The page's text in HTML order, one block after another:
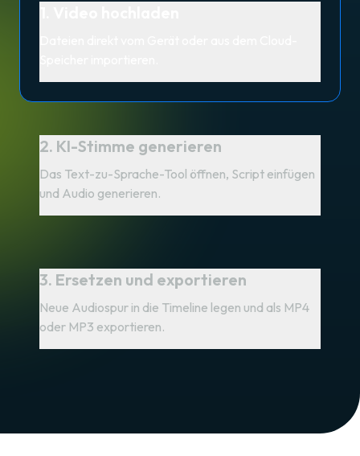
2. KI-Stimme generieren
Das Text-zu-Sprache-Tool öffnen, Script einfügen
und Audio generieren.
3. Ersetzen und exportieren
Neue Audiospur in die Timeline legen und als MP4
oder MP3 exportieren.